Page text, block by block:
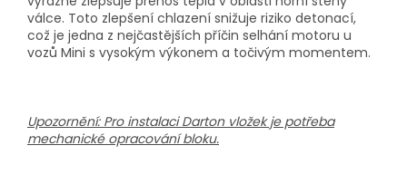
válce. Toto zlepšení chlazení snižuje riziko detonací,
což je jedna z nejčastějších příčin selhání motoru u
vozů Mini s vysokým výkonem a točivým momentem.
Upozornění: Pro instalaci Darton vložek je potřeba
mechanické opracování bloku.